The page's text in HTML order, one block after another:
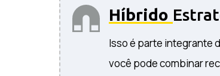
Híbrido
Isso é parte integrante
você pode combinar